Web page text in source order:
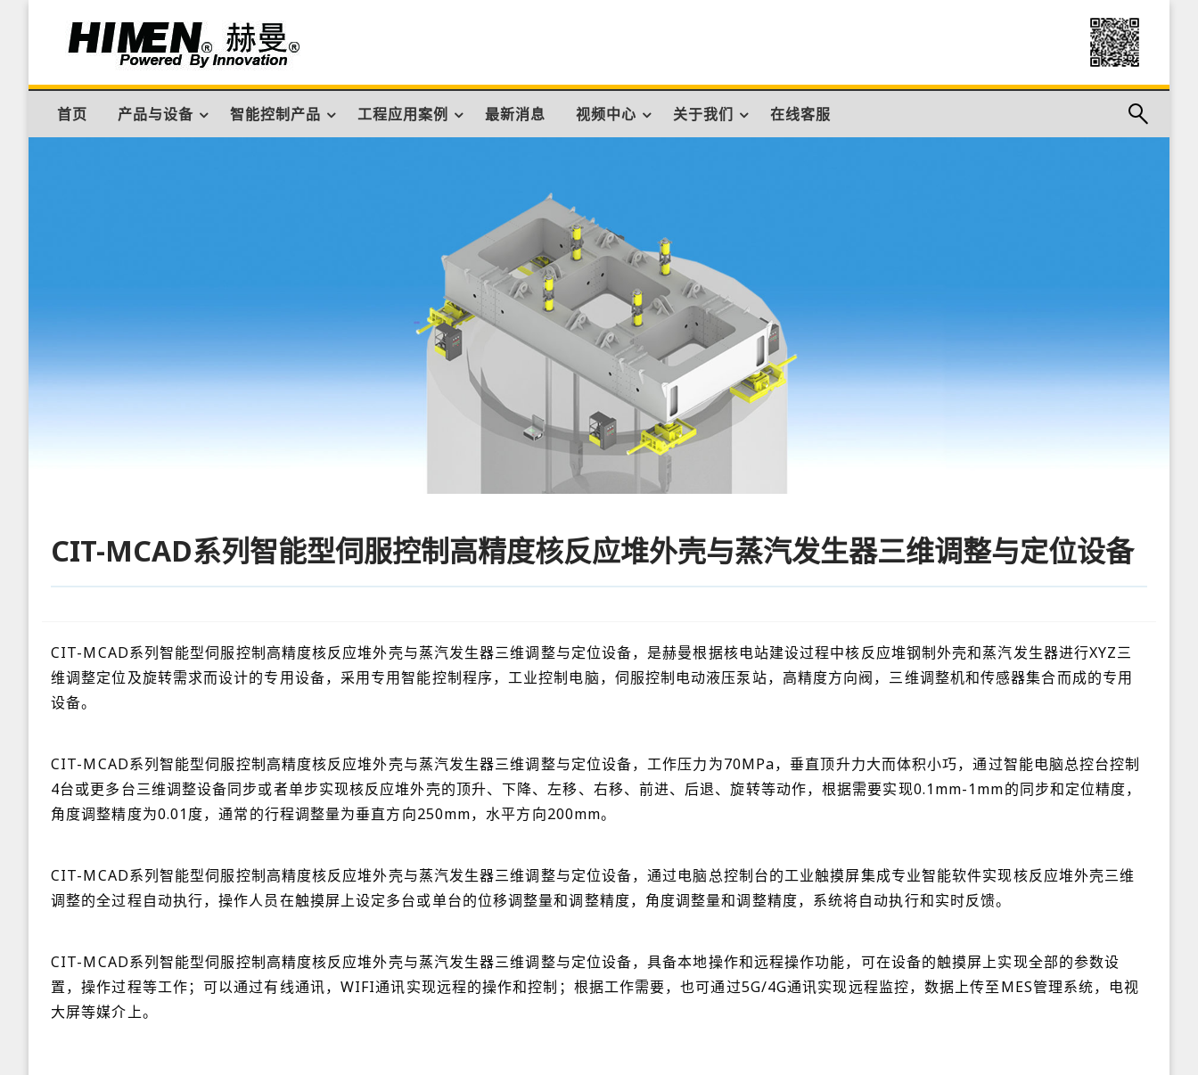
赫曼/HIMEN官网 – 智能液压装备 – 精密同步控制 – 超高压伺服
– 力与位移的精准控制专家
首页
产品与设备 智能控制产品 工程应用案例 最新消息 视频中心 关于我们 在线客服
CIT-MCAD系列智能型伺服控制高精度核反应堆外壳与蒸汽发生器三维调整与定位设备
CIT-MCAD系列智能型伺服控制高精度核反应堆外壳与蒸汽发生器三维调整与定位设备，是赫曼根据核电站建设过程中核反应堆钢制外壳和蒸汽发生器进行XYZ三
维调整定位及旋转需求而设计的专用设备，采用专用智能控制程序，工业控制电脑，伺服控制电动液压泵站，高精度方向阀，三维调整机和传感器集合而成的专用
设备。
CIT-MCAD系列智能型伺服控制高精度核反应堆外壳与蒸汽发生器三维调整与定位设备，工作压力为70MPa，垂直顶升力大而体积小巧，通过智能电脑总控台控制
4台或更多台三维调整设备同步或者单步实现核反应堆外壳的顶升、下降、左移、右移、前进、后退、旋转等动作，根据需要实现0.1mm-1mm的同步和定位精度，
角度调整精度为0.01度，通常的行程调整量为垂直方向250mm，水平方向200mm。
CIT-MCAD系列智能型伺服控制高精度核反应堆外壳与蒸汽发生器三维调整与定位设备，通过电脑总控制台的工业触摸屏集成专业智能软件实现核反应堆外壳三维
调整的全过程自动执行，操作人员在触摸屏上设定多台或单台的位移调整量和调整精度，角度调整量和调整精度，系统将自动执行和实时反馈。
CIT-MCAD系列智能型伺服控制高精度核反应堆外壳与蒸汽发生器三维调整与定位设备，具备本地操作和远程操作功能，可在设备的触摸屏上实现全部的参数设
置，操作过程等工作；可以通过有线通讯，WIFI通讯实现远程的操作和控制；根据工作需要，也可通过5G/4G通讯实现远程监控，数据上传至MES管理系统，电视
大屏等媒介上。